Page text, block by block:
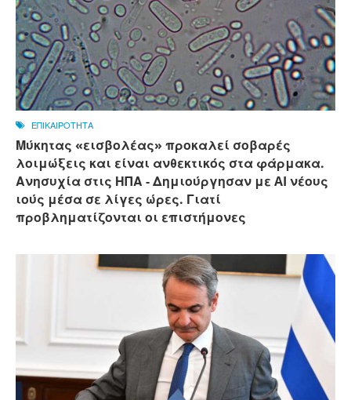
ΕΠΙΚΑΙΡΟΤΗΤΑ
Μύκητας «εισβολέας» προκαλεί σοβαρές
λοιμώξεις και είναι ανθεκτικός στα φάρμακα.
Ανησυχία στις ΗΠΑ - Δημιούργησαν με AI νέους
ιούς μέσα σε λίγες ώρες. Γιατί
προβληματίζονται οι επιστήμονες